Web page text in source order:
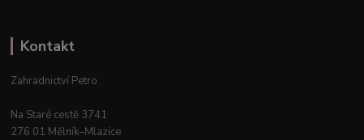
Kontakt
Zahradnictví Petro
Na Staré cestě 3741
276 01 Mělník–Mlazice